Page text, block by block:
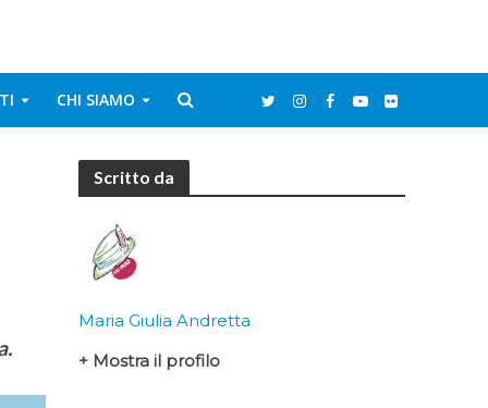
CHI SIAMO
Scritto da
Maria Giulia Andretta
+ Mostra il profilo